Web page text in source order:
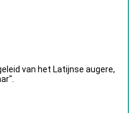
van het Latijnse augere,